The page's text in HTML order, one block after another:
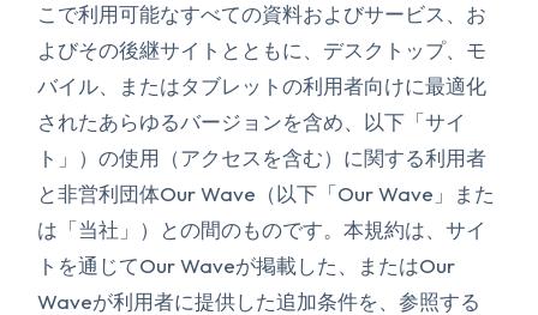
こで利用可能なすべての資料およびサービス、お
よびその後継サイトとともに、デスクトップ、モ
バイル、またはタブレットの利用者向けに最適化
されたあらゆるバージョンを含め、以下「サイ
ト」）の使用（アクセスを含む）に関する利用者
と非営利団体Our Wave（以下「Our Wave」また
は「当社」）との間のものです。本規約は、サイ
トを通じてOur Waveが掲載した、またはOur
Waveが利用者に提供した追加条件を、参照する